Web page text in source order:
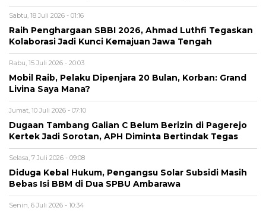
Sabtu, 18 Juli 2026 - 01:16
Raih Penghargaan SBBI 2026, Ahmad Luthfi Tegaskan
Kolaborasi Jadi Kunci Kemajuan Jawa Tengah
Rabu, 15 Juli 2026 - 20:03
Mobil Raib, Pelaku Dipenjara 20 Bulan, Korban: Grand
Livina Saya Mana?
Jumat, 10 Juli 2026 - 07:10
Dugaan Tambang Galian C Belum Berizin di Pagerejo
Kertek Jadi Sorotan, APH Diminta Bertindak Tegas
Selasa, 7 Juli 2026 - 09:08
Diduga Kebal Hukum, Pengangsu Solar Subsidi Masih
Bebas Isi BBM di Dua SPBU Ambarawa
Senin, 6 Juli 2026 - 10:34